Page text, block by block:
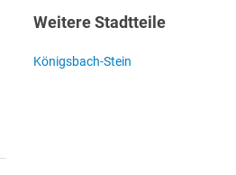
Weitere Stadtteile
Königsbach-Stein